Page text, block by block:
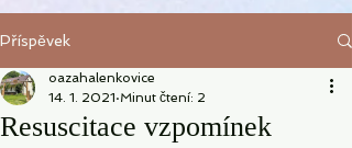
Příspěvek
Resuscitace vzpomínek
oazahalenkovice
14. 1. 2021 Minut čtení: 2